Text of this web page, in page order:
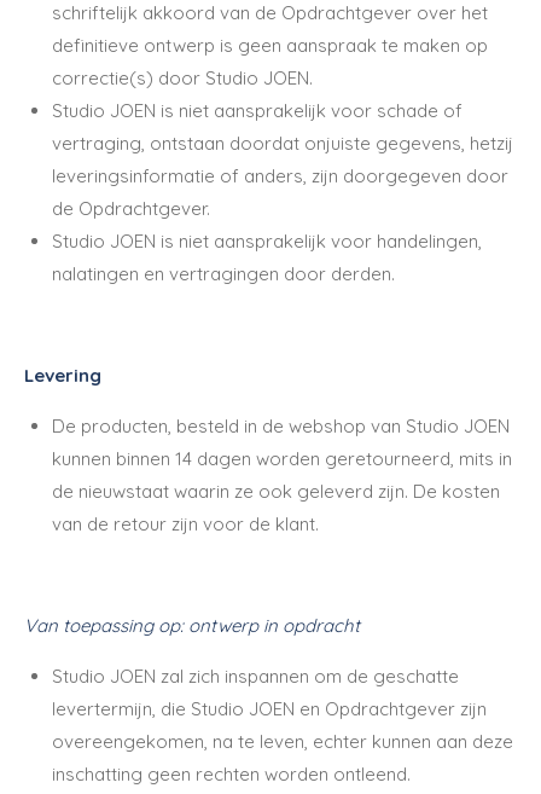
schriftelijk akkoord van de Opdrachtgever over het
definitieve ontwerp is geen aanspraak te maken op
correctie(s) door Studio JOEN.
Studio JOEN is niet aansprakelijk voor schade of
vertraging, ontstaan doordat onjuiste gegevens, hetzij
leveringsinformatie of anders, zijn doorgegeven door
de Opdrachtgever.
Studio JOEN is niet aansprakelijk voor handelingen,
nalatingen en vertragingen door derden.
Levering
De producten, besteld in de webshop van Studio JOEN
kunnen binnen 14 dagen worden geretourneerd, mits in
de nieuwstaat waarin ze ook geleverd zijn. De kosten
van de retour zijn voor de klant.
Van toepassing op: ontwerp in opdracht
Studio JOEN zal zich inspannen om de geschatte
levertermijn, die Studio JOEN en Opdrachtgever zijn
overeengekomen, na te leven, echter kunnen aan deze
inschatting geen rechten worden ontleend.